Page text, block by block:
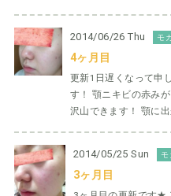
2014/06/26 Thu モ
4ヶ月目
更新1日遅くなって申
す！ 顎ニキビの赤み
沢山できます！ 顎に
2014/05/25 Sun モ
3ヶ月目